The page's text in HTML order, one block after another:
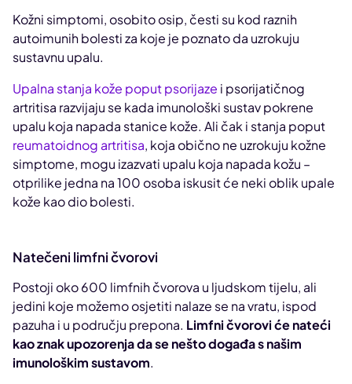
Kožni simptomi, osobito osip, česti su kod raznih
autoimunih bolesti za koje je poznato da uzrokuju
sustavnu upalu.
Upalna stanja kože poput psorijaze i psorijatičnog
artritisa razvijaju se kada imunološki sustav pokrene
upalu koja napada stanice kože. Ali čak i stanja poput
reumatoidnog artritisa, koja obično ne uzrokuju kožne
simptome, mogu izazvati upalu koja napada kožu –
otprilike jedna na 100 osoba iskusit će neki oblik upale
kože kao dio bolesti.
Natečeni limfni čvorovi
Postoji oko 600 limfnih čvorova u ljudskom tijelu, ali
jedini koje možemo osjetiti nalaze se na vratu, ispod
pazuha i u području prepona. Limfni čvorovi će nateći
kao znak upozorenja da se nešto događa s našim
imunološkim sustavom.